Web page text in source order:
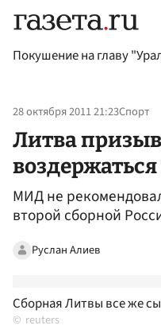
Покушение на главу
28 октября 2011 21:23Спорт
Литва
МИД не
второй сборной
Руслан Алиев
Сборная Литвы все же
reuters